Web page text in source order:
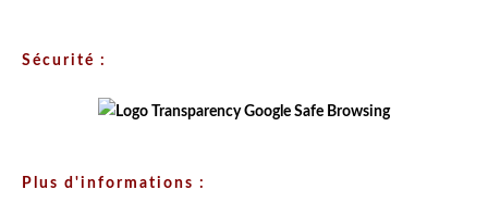
Sécurité :
Plus d'informations :